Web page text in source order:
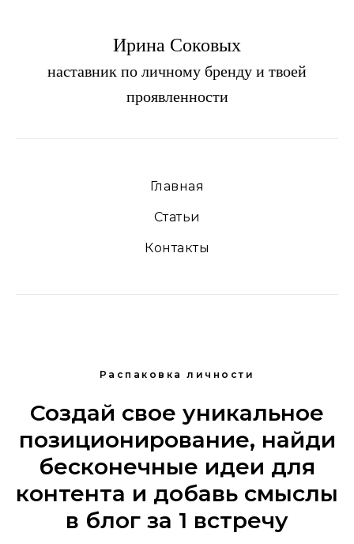
Ирина Соковых
наставник по личному бренду и твоей
проявленности
Главная
Статьи
Контакты
Распаковка личности
Создай свое уникальное
позиционирование, найди
бесконечные идеи для
контента и добавь смыслы
в блог за 1 встречу